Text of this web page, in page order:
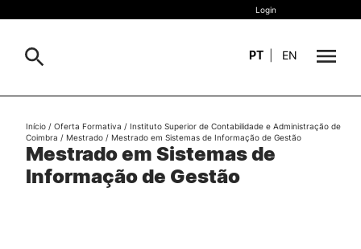
Estudar
Login
PT EN
Pesquisa
Oferta Formativa
Mestrado em Sistemas de
Informação de Gestão
Início / Oferta Formativa / Instituto Superior de Contabilidade e Administração de
Coimbra / Mestrado / Mestrado em Sistemas de Informação de Gestão